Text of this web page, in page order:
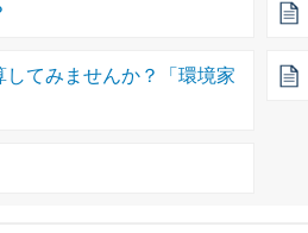
てみませんか？「環境家